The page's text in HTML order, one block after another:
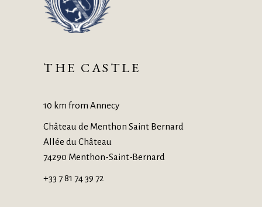
THE CASTLE
10 km from Annecy
Château de Menthon Saint Bernard
Allée du Château
74290 Menthon-Saint-Bernard
+33 7 81 74 39 72